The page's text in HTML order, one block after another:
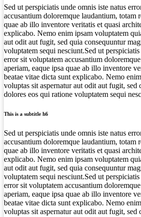
Sed ut perspiciatis unde omnis iste natus
accusantium doloremque laudantium, totam
quae ab illo inventore veritatis et quasi
explicabo. Nemo enim ipsam voluptatem
aut odit aut fugit, sed quia consequuntur
voluptatem sequi nesciunt.Sed ut
error sit voluptatem accusantium
aperiam, eaque ipsa quae ab illo inventore
beatae vitae dicta sunt explicabo. Nemo
voluptas sit aspernatur aut odit aut fugit, sed
dolores eos qui ratione voluptatem sequi
This is a subtitle h6
Sed ut perspiciatis unde omnis iste natus
accusantium doloremque laudantium, totam
quae ab illo inventore veritatis et quasi
explicabo. Nemo enim ipsam voluptatem
aut odit aut fugit, sed quia consequuntur
voluptatem sequi nesciunt.Sed ut
error sit voluptatem accusantium
aperiam, eaque ipsa quae ab illo inventore
beatae vitae dicta sunt explicabo. Nemo
voluptas sit aspernatur aut odit aut fugit, sed